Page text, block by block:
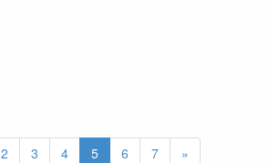
2 3 4 5 6 7 »